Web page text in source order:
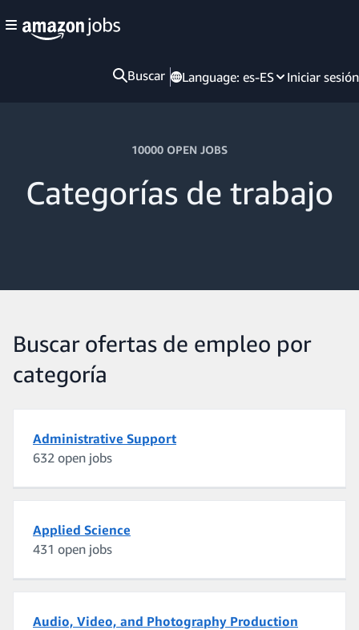
Buscar Language: es-ES Iniciar sesión
10000 OPEN JOBS
Categorías de trabajo
Buscar ofertas de empleo por
categoría
Administrative Support
632 open jobs
Applied Science
431 open jobs
Audio, Video, and Photography Production